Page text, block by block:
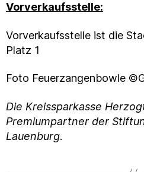
Vorverkaufsstelle:
Vorverkaufsstelle ist die
Platz 1
Foto Feuerzangenbowle
Die Kreissparkasse
Premiumpartner der
Lauenburg.